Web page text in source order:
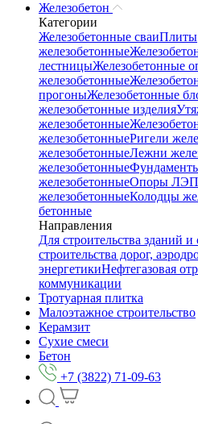
Железобетон
Категории
Железобетонные сваиПлиты
железобетонные
лестницыЖелезобетонные
железобетонные
прогоныЖелезобетонные
железобетонные изделия
железобетонные
железобетонныеРигели
железобетонныеЛежни
железобетонные
железобетонныеОпоры ЛЭП
железобетонныеКолодцы
бетонные
Направления
Для строительства зданий
строительства дорог,
энергетикиНефтегазовая
коммуникации
Тротуарная плитка
Малоэтажное строительство
Керамзит
Сухие смеси
Бетон
+7 (3822) 71-09-63